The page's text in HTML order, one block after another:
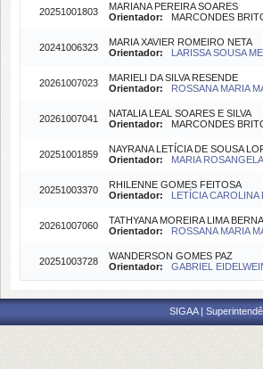
20251001803
MARIANA PEREIRA SOARES
Orientador: MARCONDES
20241006323
MARIA XAVIER ROMEIRO NETA
Orientador:
LARISSA SOUSA
20261007023
MARIELI DA SILVA RESENDE
Orientador:
ROSSANA MARIA
20261007041
NATALIA LEAL SOARES E SILVA
Orientador: MARCONDES
20251001859
NAYRANA LETÍCIA DE SOUSA
Orientador:
MARIA
20251003370
RHILENNE GOMES FEITOSA
Orientador:
LETÍCIA
20261007060
TATHYANA MOREIRA LIMA
Orientador:
ROSSANA MARIA
20251003728
WANDERSON GOMES PAZ
Orientador:
GABRIEL
SIGAA |